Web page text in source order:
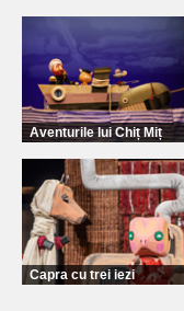
Aventurile lui Chiț Miț
Capra cu trei iezi